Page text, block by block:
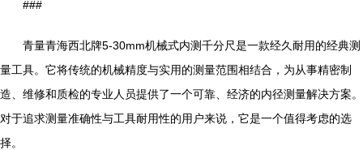
###
青量青海西北牌5-30mm机械式内测千分尺是一款经久耐用的经典测
量工具。它将传统的机械精度与实用的测量范围相结合，为从事精密制
造、维修和质检的专业人员提供了一个可靠、经济的内径测量解决方案。
对于追求测量准确性与工具耐用性的用户来说，它是一个值得考虑的选
择。